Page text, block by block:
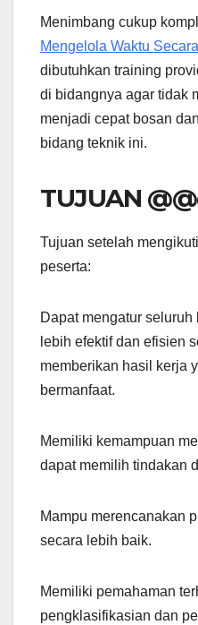
Menimbang cukup
Mengelola Waktu
dibutuhkan training
di bidangnya agar tidak
menjadi cepat bosan
bidang teknik ini.
TUJUAN
Tujuan setelah
peserta:
Dapat mengatur
lebih efektif dan efisien
memberikan hasil kerja
bermanfaat.
Memiliki kemampuan
dapat memilih tindakan
Mampu merencanakan
secara lebih baik.
Memiliki pemahaman
pengklasifikasian dan